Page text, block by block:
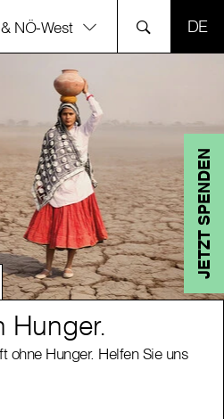
NÖ-West
JETZT SPENDEN
Hunger.
ohne Hunger. Helfen Sie uns
Hunger.
ohne Hunger. Helfen Sie uns